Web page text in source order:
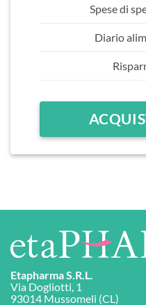
Spese di
Diario
Etapharma S.R.L.
Via Dogliotti, 1
93014 Mussomeli (CL)